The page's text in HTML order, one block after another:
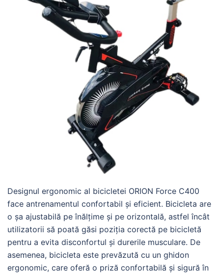
Designul ergonomic al bicicletei ORION Force C400
face antrenamentul confortabil și eficient. Bicicleta are
o șa ajustabilă pe înălțime și pe orizontală, astfel încât
utilizatorii să poată găsi poziția corectă pe bicicletă
pentru a evita disconfortul și durerile musculare. De
asemenea, bicicleta este prevăzută cu un ghidon
ergonomic, care oferă o priză confortabilă și sigură în